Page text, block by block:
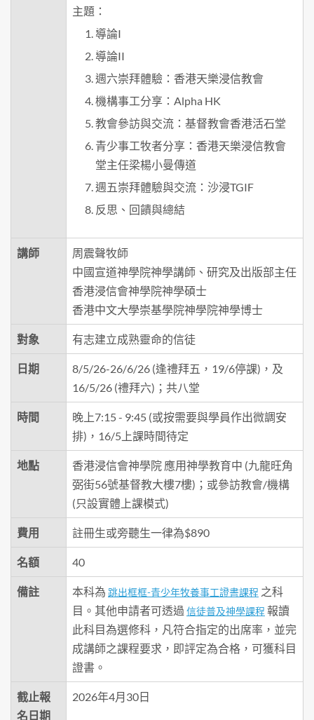
主題：
導論I
導論II
週六崇拜體驗：香港天樂浸信教會
機構事工分享：Alpha HK
教會參訪與交流：基督教會香港活石堂
青少事工牧者分享：香港天樂浸信教會
堂主任梁楊小曼傳道
週五崇拜體驗與交流：沙浸TGIF
反思、回饋與總結
講師
周震聲牧師
中國宣道神學院神學講師、研究及出版部主任
香港浸信會神學院神學碩士
香港中文大學崇基學院神學院神學博士
對象 有志建立成熟靈命的信徒
日期
8/5/26-26/6/26 (逢禮拜五，19/6停課)，及
16/5/26 (禮拜六)；共八堂
時間
晚上7:15 - 9:45 (或按需要與學員作出微調安
排)，16/5上課時間待定
地點
香港浸信會神學院 應用神學教育中 (九龍旺角
弼街56號基督教大樓7樓)；或參訪教會/機構
(只設實體上課模式)
費用 註冊生或旁聽生一律為$890
名額 40
備註 本科為 跳出框框-青少年牧養事工證書課程 之科
目。其他申請者可透過 信徒普及神學課程 報讀
此科目為選修科，凡符合指定的出席率，並完
成講師之課程要求，即評定為合格，可獲科目
證書。
截止報
名日期
2026年4月30日